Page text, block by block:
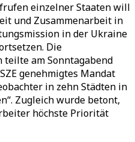
einzelner Staaten will
und Zusammenarbeit in
in der Ukraine
Die
teilte am Sonntagabend
genehmigtes Mandat
in zehn Städten in
Zugleich wurde betont,
höchste Priorität